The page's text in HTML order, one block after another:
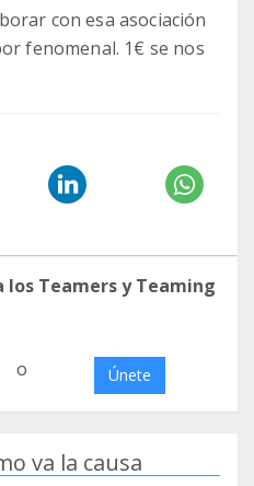
con esa asociación
fenomenal. 1€ se nos
los Teamers y Teaming
o Únete
va la causa